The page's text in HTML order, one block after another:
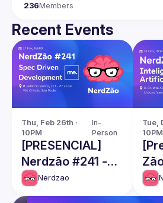
236Members
Recent Events
Thu, Feb 26th ·
10PM
In-
Person
[PRESENCIAL]
Nerdzão #241 -
Spec Driven
Development
Nerdzao
Tue,
10PM